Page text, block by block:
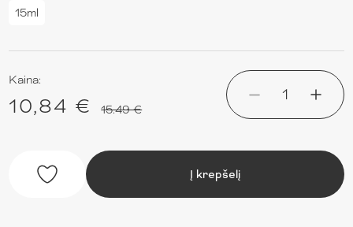
15ml
Kaina:
10,84 € 15.49 €
1
Į krepšelį